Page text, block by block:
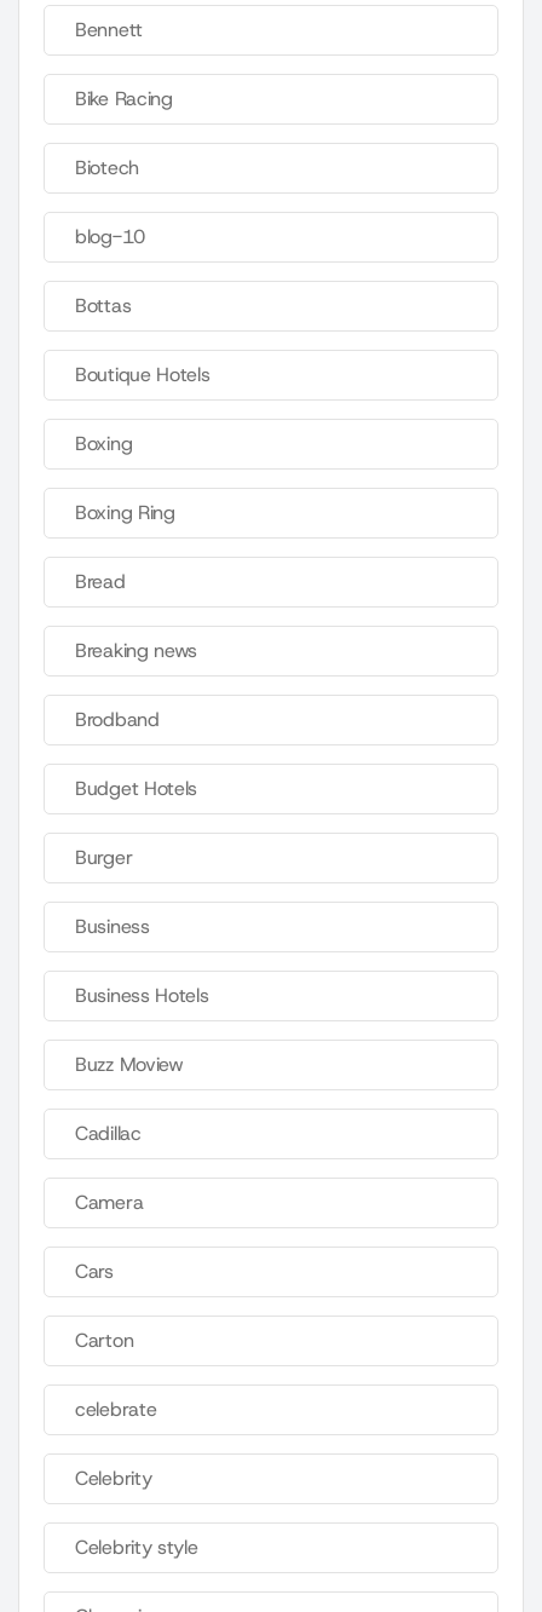
Bennett
Bike Racing
Biotech
blog-10
Bottas
Boutique Hotels
Boxing
Boxing Ring
Bread
Breaking news
Brodband
Budget Hotels
Burger
Business
Business Hotels
Buzz Moview
Cadillac
Camera
Cars
Carton
celebrate
Celebrity
Celebrity style